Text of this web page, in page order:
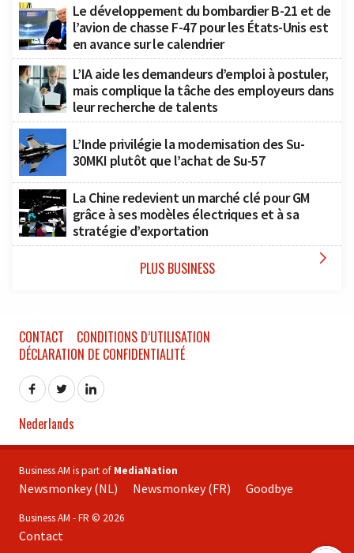
Le développement du bombardier B-21 et de
l’avion de chasse F-47 pour les États-Unis est
en avance sur le calendrier
L’IA aide les demandeurs d’emploi à postuler,
mais complique la tâche des employeurs dans
leur recherche de talents
L’Inde privilégie la modernisation des Su-
30MKI plutôt que l’achat de Su-57
La Chine redevient un marché clé pour GM
grâce à ses modèles électriques et à sa
stratégie d’exportation
PLUS BUSINESS 
CONTACT
CONDITIONS D’UTILISATION
DÉCLARATION DE CONFIDENTIALITÉ
Nederlands
Business AM is part of MediaNation
Newsmonkey (NL) Newsmonkey (FR) Goodbye
Business AM - FR © 2026
Contact